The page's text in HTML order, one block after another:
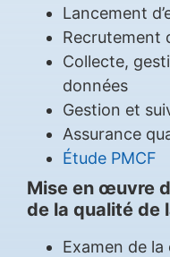
Lancement
Recrutement
Collecte,
données
Gestion et
Assurance
Étude PMCF
Mise en œuvre
de la qualité de
Examen de